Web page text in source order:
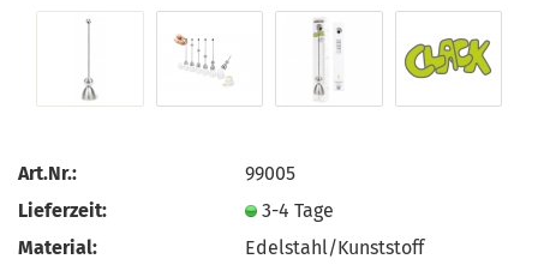
Art.Nr.:
99005
Lieferzeit:
3-4 Tage
Material:
Edelstahl/Kunststoff